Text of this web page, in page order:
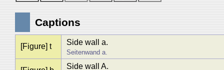
Captions
[Figure] t Side wall a.
Seitenwand a.
Side wall A.